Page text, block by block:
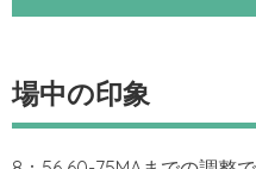
場中の印象